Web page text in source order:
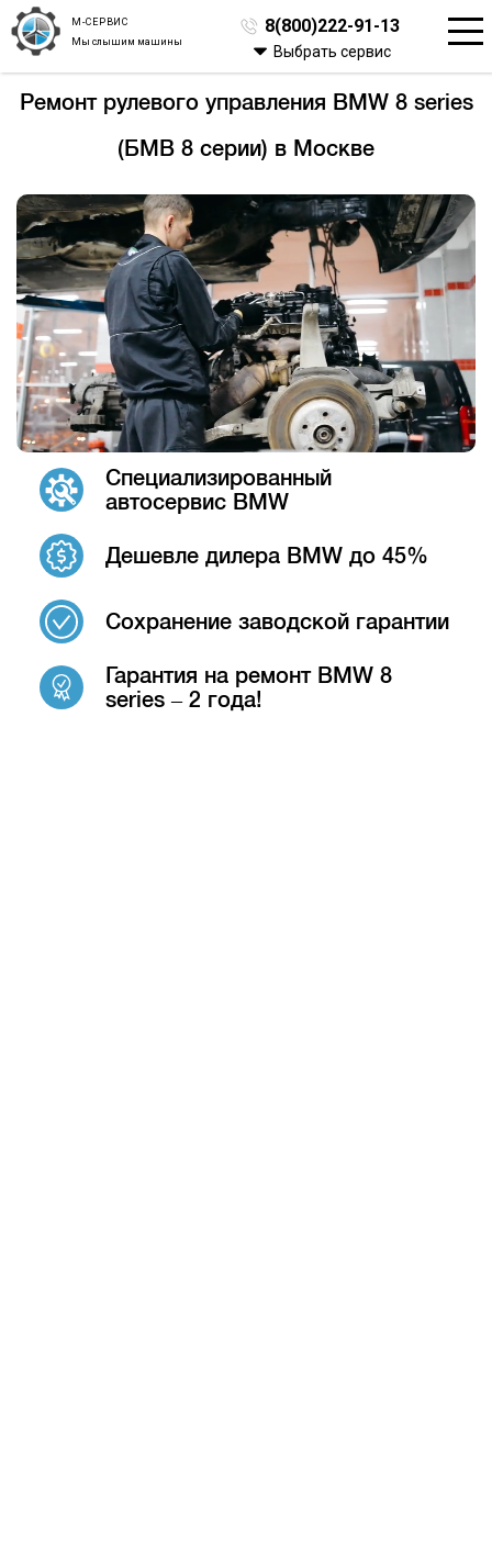
М-СЕРВИС
Мы слышим машины
8(800)222-91-13
Выбрать сервис
Ремонт рулевого управления BMW 8 series
(БМВ 8 серии) в Москве
Специализированный
автосервис BMW
Дешевле дилера BMW до 45%
Сохранение заводской гарантии
Гарантия на ремонт BMW 8
series – 2 года!